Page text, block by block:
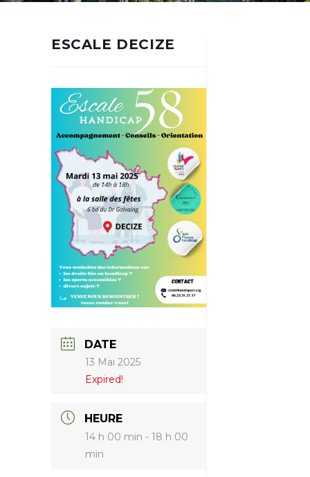
ESCALE DECIZE
DATE
13 Mai 2025
Expired!
HEURE
14 h 00 min - 18 h 00
min